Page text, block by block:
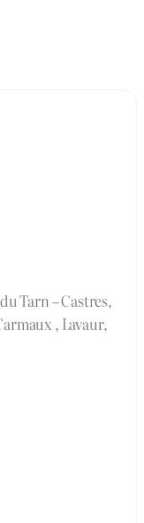
Tarn – Castres,
, Lavaur,